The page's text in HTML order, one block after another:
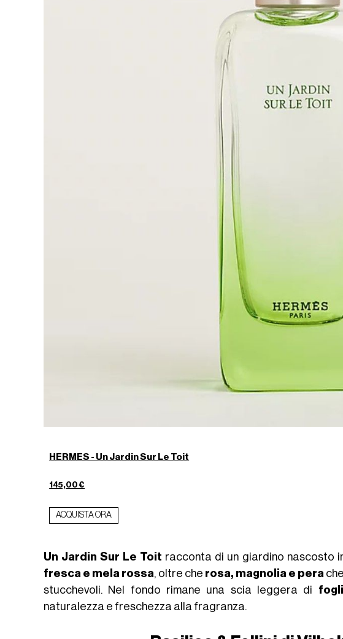
HERMES - Un Jardin Sur Le Toit
145,00 €
ACQUISTA ORA
Un Jardin Sur Le Toit racconta di un giardino nascosto
fresca e mela rossa, oltre che rosa, magnolia e pera
stucchevoli. Nel fondo rimane una scia leggera di
naturalezza e freschezza alla fragranza.